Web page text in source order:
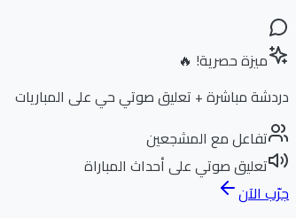
ميزة حصرية! 🔥
دردشة مباشرة + تعليق صوتي حي على المباريات
تفاعل مع المشجعين
تعليق صوتي على أحداث المباراة
جرّب الآن